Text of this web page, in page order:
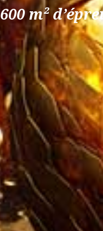
600 m²